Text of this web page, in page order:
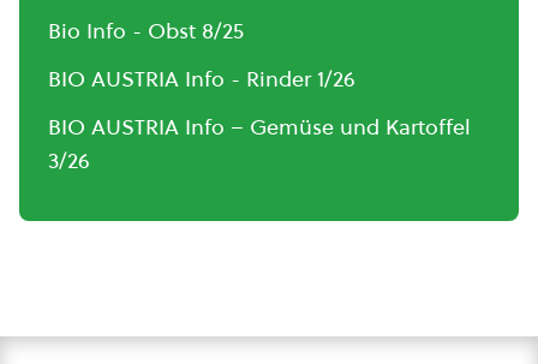
Bio Info - Obst 8/25
BIO AUSTRIA Info - Rinder 1/26
BIO AUSTRIA Info – Gemüse und Kartoffel
3/26